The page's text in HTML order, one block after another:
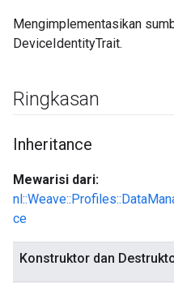
Mengimplementasikan
DeviceIdentityTrait.
Ringkasan
Inheritance
Mewarisi dari:
ce
Konstruktor dan